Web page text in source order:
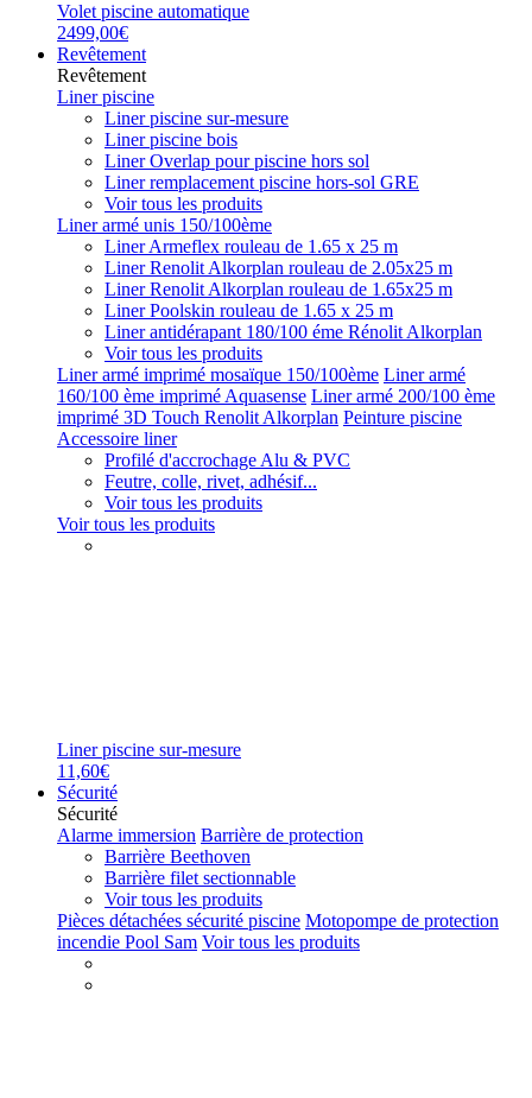
Volet piscine automatique
2499,00€
Revêtement
Revêtement
Liner piscine
Liner piscine sur-mesure
Liner piscine bois
Liner Overlap pour piscine hors sol
Liner remplacement piscine hors-sol GRE
Voir tous les produits
Liner armé unis 150/100ème
Liner Armeflex rouleau de 1.65 x 25 m
Liner Renolit Alkorplan rouleau de 2.05x25 m
Liner Renolit Alkorplan rouleau de 1.65x25 m
Liner Poolskin rouleau de 1.65 x 25 m
Liner antidérapant 180/100 éme Rénolit Alkorplan
Voir tous les produits
Liner armé imprimé mosaïque 150/100ème Liner armé
160/100 ème imprimé Aquasense Liner armé 200/100 ème
imprimé 3D Touch Renolit Alkorplan Peinture piscine
Accessoire liner
Profilé d'accrochage Alu & PVC
Feutre, colle, rivet, adhésif...
Voir tous les produits
Voir tous les produits
Liner piscine sur-mesure
11,60€
Sécurité
Sécurité
Alarme immersion Barrière de protection
Barrière Beethoven
Barrière filet sectionnable
Voir tous les produits
Pièces détachées sécurité piscine Motopompe de protection
incendie Pool Sam Voir tous les produits